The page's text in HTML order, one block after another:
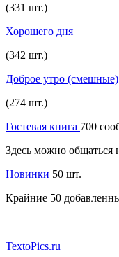
(331 шт.)
Хорошего дня
(342 шт.)
Доброе утро (смешные)
(274 шт.)
Гостевая книга 700
Здесь можно
Новинки 50 шт.
Крайние 50
TextoPics.ru